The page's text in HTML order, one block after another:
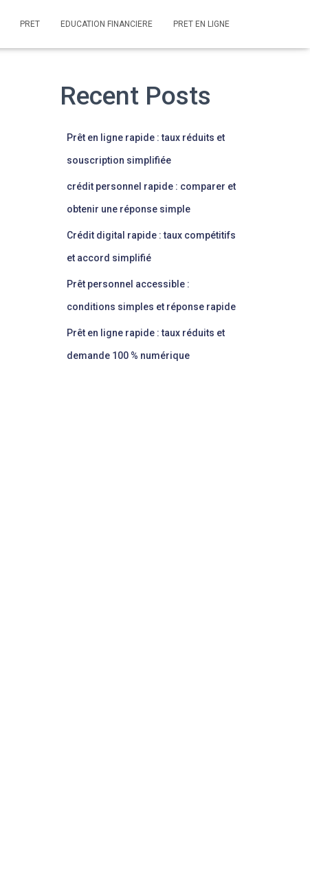
PRET EDUCATION FINANCIERE PRET EN LIGNE
Recent Posts
Prêt en ligne rapide : taux réduits et
souscription simplifiée
crédit personnel rapide : comparer et
obtenir une réponse simple
Crédit digital rapide : taux compétitifs
et accord simplifié
Prêt personnel accessible :
conditions simples et réponse rapide
Prêt en ligne rapide : taux réduits et
demande 100 % numérique